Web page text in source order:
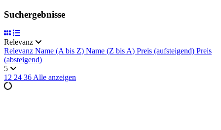
Suchergebnisse
Relevanz
Relevanz Name (A bis Z) Name (Z bis A) Preis (aufsteigend) Preis
(absteigend)
5
12 24 36Alle anzeigen